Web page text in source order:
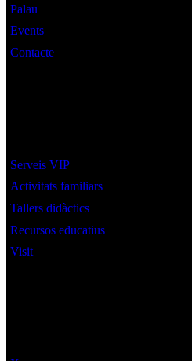
Palau
Events
Contacte
Serveis VIP
Activitats familiars
Tallers didàctics
Recursos educatius
Visit